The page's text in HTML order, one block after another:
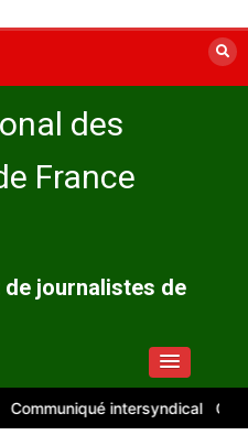
des
France
journalistes de
intersyndical